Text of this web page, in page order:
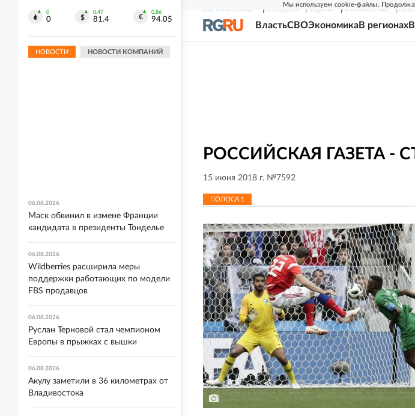
Мы используем cookie-файлы.
СВЕЖИЙ НОМЕР РГ-НЕДЕЛЯ РОДИНА ПРИЛОЖЕНИЯ СОЮЗ
ВластьСВОЭкономикаВ регионах
РОССИЙСКАЯ ГАЗЕТА -
15 июня 2018 г. №7592
ПОЛОСА 1
0
0
0.47
81.4
0.86
94.05
НОВОСТИ НОВОСТИ КОМПАНИЙ
06.08.2026
Маск обвинил в измене Франции
кандидата в президенты Тонделье
06.08.2026
Wildberries расширила меры
поддержки работающих по модели
FBS продавцов
06.08.2026
Руслан Терновой стал чемпионом
Европы в прыжках с вышки
06.08.2026
Акулу заметили в 36 километрах от
Владивостока